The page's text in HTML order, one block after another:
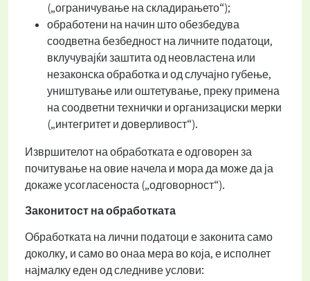
(„ограничување на складирањето“);
обработени на начин што обезбедува
соодветна безбедност на личните податоци,
вклучувајќи заштита од неовластена или
незаконска обработка и од случајно губење,
уништување или оштетување, преку примена
на соодветни технички и организациски мерки
(„интегритет и доверливост“).
Извршителот на обработката е одговорен за
почитување на овие начела и мора да може да ја
докаже усогласеноста („одговорност“).
Законитост на обработката
Обработката на лични податоци е законита само
доколку, и само во онаа мера во која, е исполнет
најмалку еден од следниве услови: